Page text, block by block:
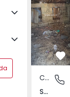
São
Casa de Campo
São Tomé do Castelo e Justes, Vila Real